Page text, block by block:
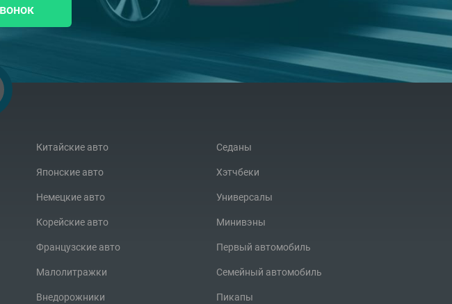
Китайские авто
Японские авто
Немецкие авто
Корейские авто
Французские авто
Малолитражки
Внедорожники
Седаны
Хэтчбеки
Универсалы
Минивэны
Первый автомобиль
Семейный автомобиль
Пикапы